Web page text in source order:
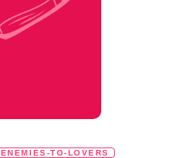
ENEMIES-TO-LOVERS